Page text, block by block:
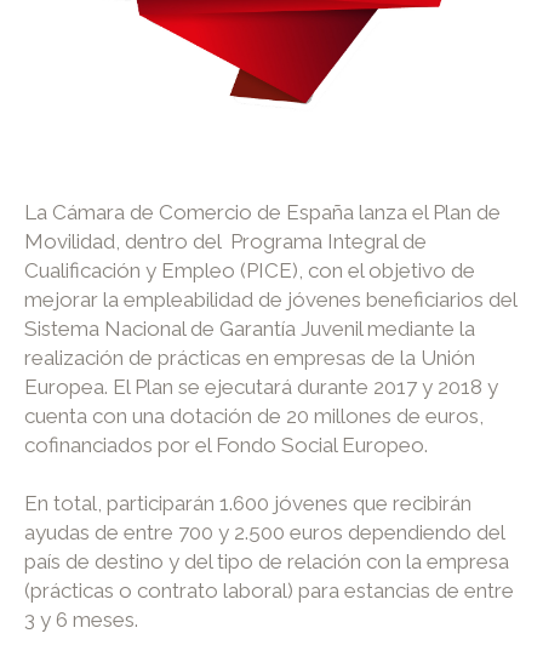
La Cámara de Comercio de España lanza el Plan de
Movilidad, dentro del Programa Integral de
Cualificación y Empleo (PICE), con el objetivo de
mejorar la empleabilidad de jóvenes beneficiarios del
Sistema Nacional de Garantía Juvenil mediante la
realización de prácticas en empresas de la Unión
Europea. El Plan se ejecutará durante 2017 y 2018 y
cuenta con una dotación de 20 millones de euros,
cofinanciados por el Fondo Social Europeo.
En total, participarán 1.600 jóvenes que recibirán
ayudas de entre 700 y 2.500 euros dependiendo del
país de destino y del tipo de relación con la empresa
(prácticas o contrato laboral) para estancias de entre
3 y 6 meses.